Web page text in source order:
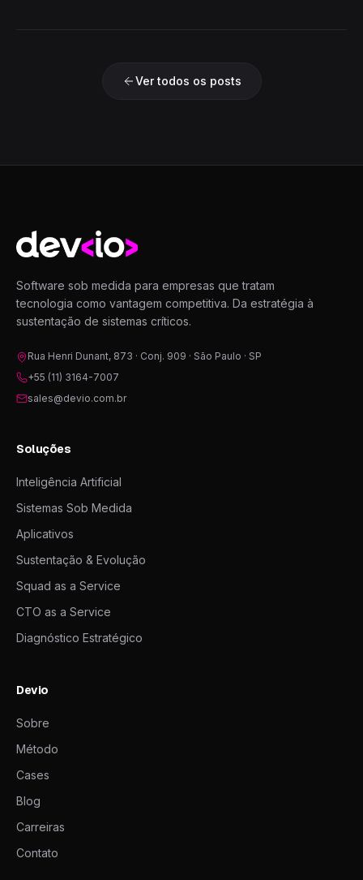
Ver todos os posts
Devio
Software sob medida para empresas que tratam
tecnologia como vantagem competitiva. Da estratégia à
sustentação de sistemas críticos.
Rua Henri Dunant, 873 · Conj. 909 · São Paulo · SP
+55 (11) 3164-7007
sales@devio.com.br
Soluções
Inteligência Artificial
Sistemas Sob Medida
Aplicativos
Sustentação & Evolução
Squad as a Service
CTO as a Service
Diagnóstico Estratégico
Devio
Sobre
Método
Cases
Blog
Carreiras
Contato